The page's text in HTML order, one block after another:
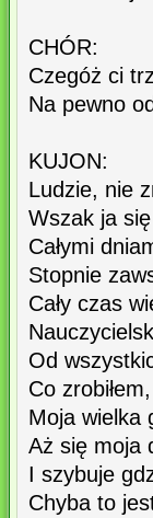
CHÓR:
Czegóż ci
Na pewno
KUJON:
Ludzie, nie
Wszak ja
Całymi
Stopnie
Cały czas
Od
Co
Moja wielka
Aż się moja
I szybuje
Chyba to